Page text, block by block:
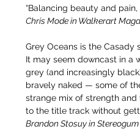
“Balancing beauty and
Chris Mode in Walkerart
Grey Oceans is the Casady
It may seem downcast in a
grey (and increasingly
bravely naked — some of
strange mix of strength and
to the title track without
Brandon Stosuy in Stereogum